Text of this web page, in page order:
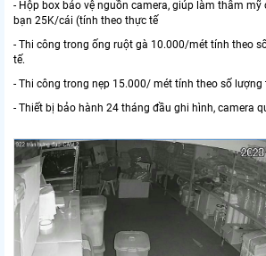
- Hộp box bảo vệ nguồn camera, giúp làm thẩm mỹ
bạn 25K/cái (tính theo thực tế
- Thi công trong ống ruột gà 10.000/mét tính theo
tế.
- Thi công trong nẹp 15.000/ mét tính theo số lượng
- Thiết bị bảo hành 24 tháng đầu ghi hình, camera